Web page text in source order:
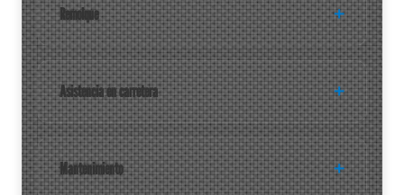
Remolque
Asistencia en carretera
Mantenimiento